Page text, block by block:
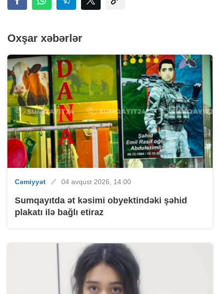
Oxşar xəbərlər
Cəmiyyət 04 avqust 2026, 14:00
Sumqayıtda ət kəsimi obyektindəki şəhid
plakatı ilə bağlı etiraz